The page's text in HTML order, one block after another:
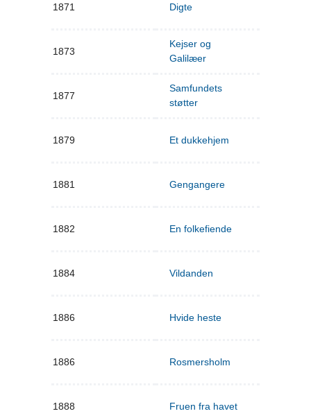
1871 Digte
1873
Kejser og
Galilæer
1877
Samfundets
støtter
1879 Et dukkehjem
1881 Gengangere
1882 En folkefiende
1884 Vildanden
1886 Hvide heste
1886 Rosmersholm
1888 Fruen fra havet